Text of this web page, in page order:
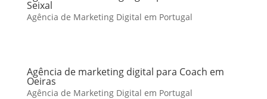
Seixal
Agência de Marketing Digital em Portugal
Agência de marketing digital para Coach em
Oeiras
Agência de Marketing Digital em Portugal